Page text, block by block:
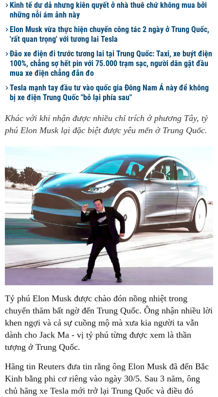
Kinh tế dư dả nhưng kiên quyết ở nhà thuê chứ không mua bởi
những nỗi ám ảnh này
Elon Musk vừa thực hiện chuyến công tác 2 ngày ở Trung Quốc,
'rất quan trọng' với tương lai Tesla
Đảo xe điện đi trước tương lai tại Trung Quốc: Taxi, xe buýt điện
100%, chẳng sợ hết pin với 75.000 trạm sạc, người dân gật đầu
mua xe điện chẳng đắn đo
Tesla mạnh tay đầu tư vào quốc gia Đông Nam Á này để không
bị xe điện Trung Quốc "bỏ lại phía sau"
Khác với khi nhận được nhiều chỉ trích ở phương Tây, tỷ
phú Elon Musk lại đặc biệt được yêu mến ở Trung Quốc.
Tỷ phú Elon Musk được chào đón nồng nhiệt trong
chuyến thăm bất ngờ đến Trung Quốc. Ông nhận nhiều lời
khen ngợi và cả sự cuồng mộ mà xưa kia người ta vẫn
dành cho Jack Ma - vị tỷ phú từng được xem là thần
tượng ở Trung Quốc.
Hãng tin Reuters đưa tin rằng ông Elon Musk đã đến Bắc
Kinh bằng phi cơ riêng vào ngày 30/5. Sau 3 năm, ông
chủ hãng xe Tesla mới trở lại Trung Quốc và điều đó